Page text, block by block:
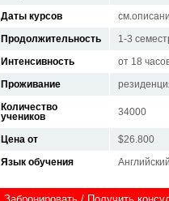
Даты курсов
Продолжительность
1-3
Интенсивность
от 18
Проживание
Количество
учеников
34000
Цена от
$26.800
Язык обучения
Английский